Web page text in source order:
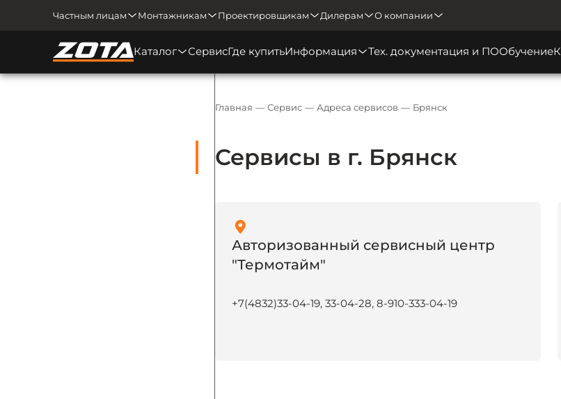
Частным лицам Монтажникам Проектировщикам Дилерам О компании
Каталог СервисГде купитьИнформация Тех. документация и ПООбучение
Главная Сервис Адреса сервисов Брянск
Сервисы в г. Брянск
Авторизованный сервисный центр
"Термотайм"
+7(4832)33-04-19, 33-04-28, 8-910-333-04-19